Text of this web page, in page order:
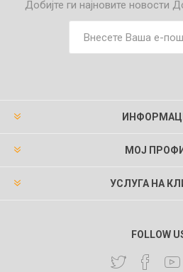
Добијте ги најновите новости
МОЈ
УСЛУГА НА
FOLLOW